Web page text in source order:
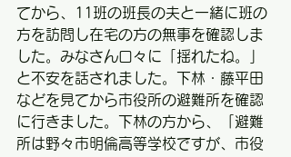
てから、11班の班長の夫と一緒に班の
方を訪問し在宅の方の無事を確認しま
した。みなさん口々に「揺れたね。」
と不安を話されました。下林・藤平田
などを見てから市役所の避難所を確認
に行きました。下林の方から、「避難
所は野々市明倫高等学校ですが、市役